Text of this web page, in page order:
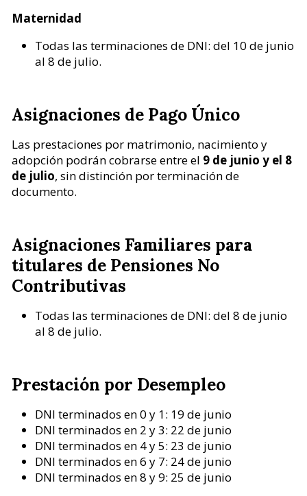
Maternidad
Todas las terminaciones de DNI: del 10 de junio
al 8 de julio.
Asignaciones de Pago Único
Las prestaciones por matrimonio, nacimiento y
adopción podrán cobrarse entre el 9 de junio y el 8
de julio, sin distinción por terminación de
documento.
Asignaciones Familiares para
titulares de Pensiones No
Contributivas
Todas las terminaciones de DNI: del 8 de junio
al 8 de julio.
Prestación por Desempleo
DNI terminados en 0 y 1: 19 de junio
DNI terminados en 2 y 3: 22 de junio
DNI terminados en 4 y 5: 23 de junio
DNI terminados en 6 y 7: 24 de junio
DNI terminados en 8 y 9: 25 de junio